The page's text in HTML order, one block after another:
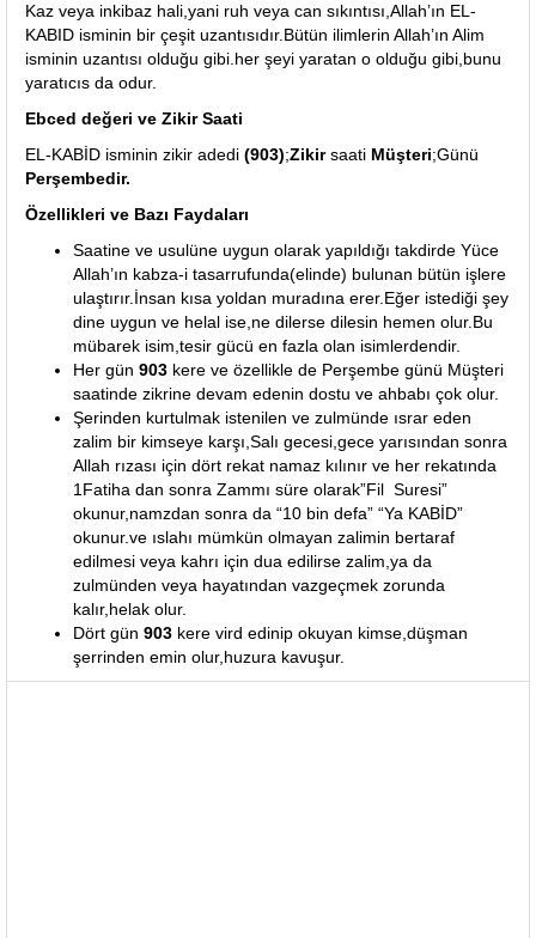
Kaz veya inkibaz hali,yani ruh veya can sıkıntısı,Allah’ın EL-
KABID isminin bir çeşit uzantısıdır.Bütün ilimlerin Allah’ın Alim
isminin uzantısı olduğu gibi.her şeyi yaratan o olduğu gibi,bunu
yaratıcıs da odur.
Ebced değeri ve Zikir Saati
EL-KABİD isminin zikir adedi (903);Zikirsaati Müşteri;Günü
Perşembedir.
Özellikleri ve Bazı Faydaları
Saatine ve usulüne uygun olarak yapıldığı takdirde Yüce
Allah’ın kabza-i tasarrufunda(elinde) bulunan bütün işlere
ulaştırır.İnsan kısa yoldan muradına erer.Eğer istediği şey
dine uygun ve helal ise,ne dilerse dilesin hemen olur.Bu
mübarek isim,tesir gücü en fazla olan isimlerdendir.
Her gün 903 kere ve özellikle de Perşembe günü Müşteri
saatinde zikrine devam edenin dostu ve ahbabı çok olur.
Şerinden kurtulmak istenilen ve zulmünde ısrar eden
zalim bir kimseye karşı,Salı gecesi,gece yarısından sonra
Allah rızası için dört rekat namaz kılınır ve her rekatında
1Fatiha dan sonra Zammı süre olarak”Fil Suresi”
okunur,namzdan sonra da “10 bin defa” “Ya KABİD”
okunur.ve ıslahı mümkün olmayan zalimin bertaraf
edilmesi veya kahrı için dua edilirse zalim,ya da
zulmünden veya hayatından vazgeçmek zorunda
kalır,helak olur.
Dört gün 903 kere vird edinip okuyan kimse,düşman
şerrinden emin olur,huzura kavuşur.